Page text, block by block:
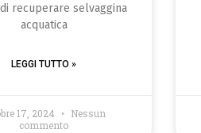
recuperare selvaggina
acquatica
LEGGI TUTTO »
17, 2024
Nessun
commento